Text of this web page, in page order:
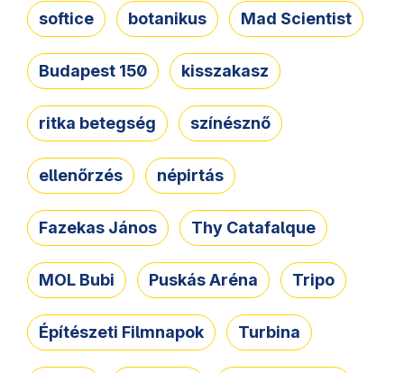
softice botanikus Mad Scientist
Budapest 150 kisszakasz
ritka betegség színésznő
ellenőrzés népirtás
Fazekas János Thy Catafalque
MOL Bubi Puskás Aréna Tripo
Építészeti Filmnapok Turbina